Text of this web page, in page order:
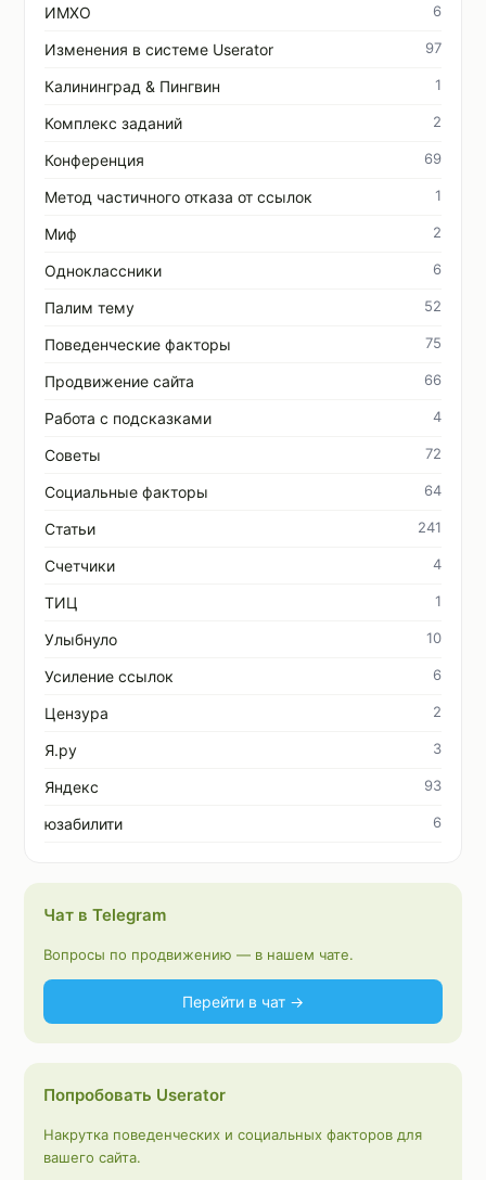
ИМХО 6
Изменения в системе Userator 97
Калининград & Пингвин 1
Комплекс заданий 2
Конференция 69
Метод частичного отказа от ссылок 1
Миф 2
Одноклассники 6
Палим тему 52
Поведенческие факторы 75
Продвижение сайта 66
Работа с подсказками 4
Советы 72
Социальные факторы 64
Статьи 241
Счетчики 4
ТИЦ 1
Улыбнуло 10
Усиление ссылок 6
Цензура 2
Я.ру 3
Яндекс 93
юзабилити 6
Чат в Telegram
Вопросы по продвижению — в нашем чате.
Перейти в чат →
Попробовать Userator
Накрутка поведенческих и социальных факторов для
вашего сайта.